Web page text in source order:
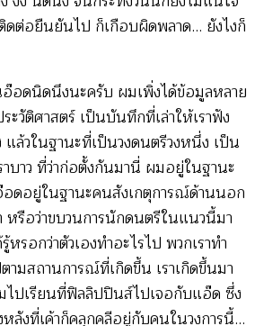
ดต่อยืนยันไป ก็เกือบผิดพลาด… ยังไงก็
ดนิดนึงนะครับ ผมเพิ่งได้ข้อมูลหลาย
วัติศาสตร์ เป็นบันทึกที่เล่าให้เราฟัง
ล้วในฐานะที่เป็นวงดนตรีวงหนึ่ง เป็น
บาว ที่ว่าก่อตั้งกันมานี่ ผมอยู่ในฐานะ
ดอยู่ในฐานะคนสังเกตุการณ์ด้านนอก
หรือว่าขบวนการนักดนตรีในแนวนี้มา
รอกว่าตัวเองทำอะไรไป พวกเราทำ
ตามสถานการณ์ที่เกิดขึ้น เราเกิดขึ้นมา
ไปเรียนที่ฟิลลิปปินส์ไปเจอกับแอ๊ด ซึ่ง
ลังที่เค้าก็คลุกคลีอยู่กับคนในวงการนี้…